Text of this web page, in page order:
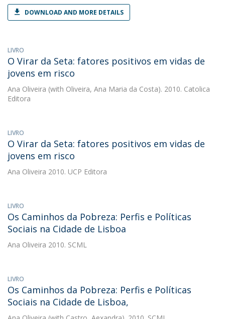
DOWNLOAD AND MORE DETAILS
LIVRO
O Virar da Seta: fatores positivos em vidas de
jovens em risco
Ana Oliveira (with Oliveira, Ana Maria da Costa). 2010. Catolica
Editora
LIVRO
O Virar da Seta: fatores positivos em vidas de
jovens em risco
Ana Oliveira 2010. UCP Editora
LIVRO
Os Caminhos da Pobreza: Perfis e Políticas
Sociais na Cidade de Lisboa
Ana Oliveira 2010. SCML
LIVRO
Os Caminhos da Pobreza: Perfis e Políticas
Sociais na Cidade de Lisboa,